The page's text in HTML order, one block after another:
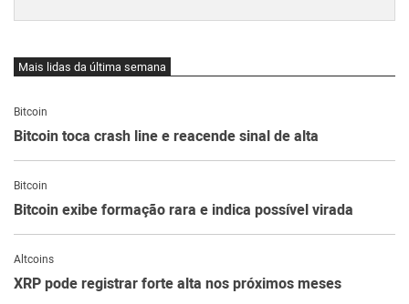
Mais lidas da última semana
Bitcoin
Bitcoin toca crash line e reacende sinal de alta
Bitcoin
Bitcoin exibe formação rara e indica possível virada
Altcoins
XRP pode registrar forte alta nos próximos meses